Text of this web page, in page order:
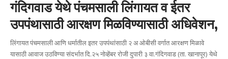
गंदिगवाड येथे पंचमसाली लिंगायत व ईतर
उपपंथासाठी आरक्षण मिळविण्यासाठी अधिवेशन,
लिंगायत पंचमसाली आणि धर्मातील इतर उपपंथांसाठी २ अ ओबीसी वर्गात आरक्षण मिळावे
यासाठी आवाज उठविण्या संदर्भात दि.२५ नोव्हेंबर रोजी दुपारी ३ वा.गंदिगवाड (ता. खानापूर) येथे